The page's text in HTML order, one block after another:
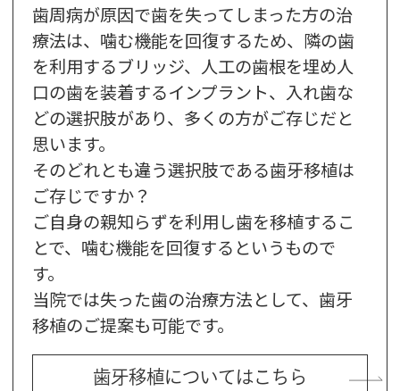
歯周病が原因で歯を失ってしまった方の治
療法は、噛む機能を回復するため、隣の歯
を利用するブリッジ、人工の歯根を埋め人
口の歯を装着するインプラント、入れ歯な
どの選択肢があり、多くの方がご存じだと
思います。
そのどれとも違う選択肢である歯牙移植は
ご存じですか？
ご自身の親知らずを利用し歯を移植するこ
とで、噛む機能を回復するというもので
す。
当院では失った歯の治療方法として、歯牙
移植のご提案も可能です。
歯牙移植についてはこちら